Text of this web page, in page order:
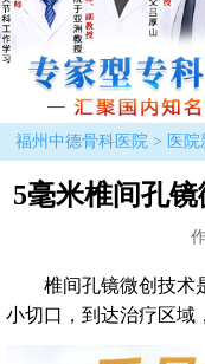
福州中德骨科医院> 医院
5毫米椎间孔
椎间孔镜微创技术是
小切口，到达治疗区域